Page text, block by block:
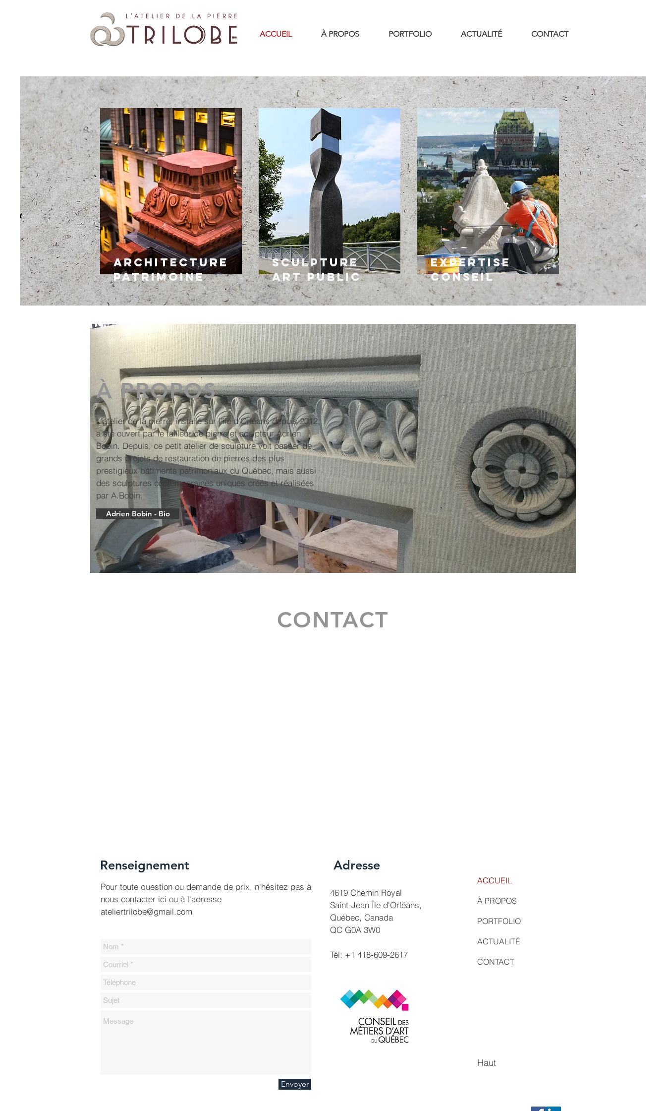
ACCUEIL À PROPOS PORTFOLIO ACTUALITÉ CONTACT
Architecture
Patrimoine
Sculpture
Art public
Expertise
conseil
À PROPOS
L'atelier de la pierre, installé sur l'île d'Orléans depuis 2012,
a été ouvert par le tailleur de pierre et sculpteur Adrien
Bobin. Depuis, ce petit atelier de sculpture voit passer de
grands projets de restauration de pierres des plus
prestigieux bâtiments patrimoniaux du Québec, mais aussi
des sculptures contemporaines uniques créés et réalisées
par A.Bobin.
Adrien Bobin - Bio
CONTACT
Renseignement
Pour toute question ou demande de prix, n'hésitez pas à
nous contacter ici ou à l'adresse
ateliertrilobe@gmail.com
Envoyer
Adresse
4619 Chemin Royal
Saint-Jean Île d'Orléans,
Québec, Canada
QC G0A 3W0
Tél: +1 418-609-2617
ACCUEIL
À PROPOS
PORTFOLIO
ACTUALITÉ
CONTACT
Haut